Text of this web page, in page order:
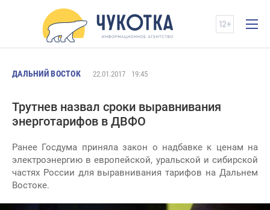
ДАЛЬНИЙ ВОСТОК 22.01.2017 19:45
Трутнев назвал сроки выравнивания
энерготарифов в ДВФО
Ранее Госдума приняла закон о надбавке к ценам на
электроэнергию в европейской, уральской и сибирской
частях России для выравнивания тарифов на Дальнем
Востоке.